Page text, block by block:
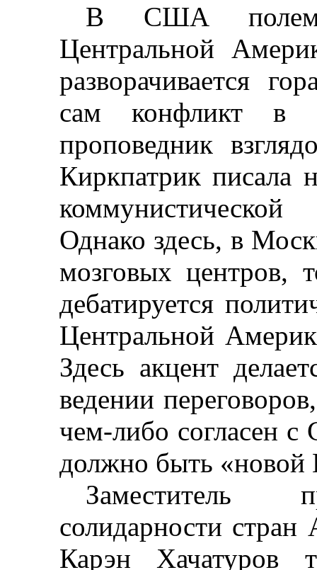
В США
Центральной
разворачивается
сам конфликт в
проповедник
Киркпатрик писала
Однако здесь, в
мозговых центров,
дебатируется
Центральной
Здесь акцент
ведении
чем-либо согласен
должно быть «новой
Заместитель
солидарности стран
Карэн Хачатуров